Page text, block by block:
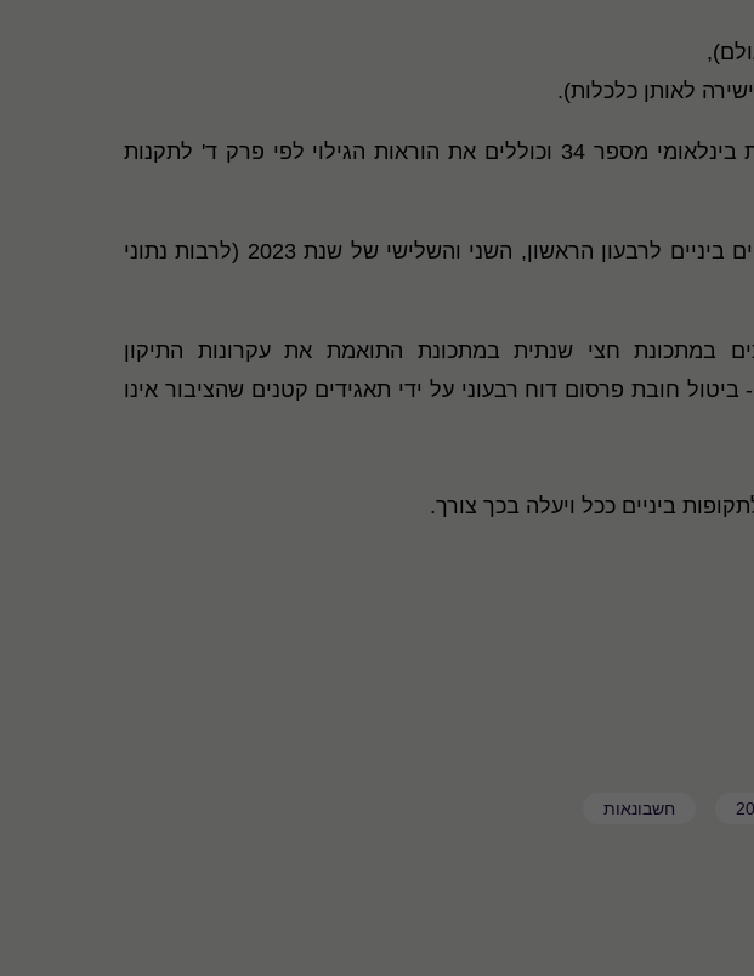
לאותן כלכלות).
דוחות כספיים לדוגמה לתקופות ביניים אלו ערוכים כאמור בהתאם לתקן חשבונאות בינלאומי מספר 34 וכוללים את הוראות הגילוי לפי פרק ד' לתקנות
בהתאם, הם כוללים דרישות גילוי ומספרי ההשוואה העשויים להידרש בדוחות כספיים ביניים לרבעון הראשון, השני והשלישי של שנת 2023 (לרבות נתוני
במתכונת חצי שנתית במתכונת התואמת את עקרונות התיקון
התש"ל-1970, בדבר מדרג רגולציה - ביטול חובת פרסום דוח רבעוני על ידי תאגידים קטנים שהציבור אינו
ביניים ככל ויעלה בכך צורך.
חשבונאות